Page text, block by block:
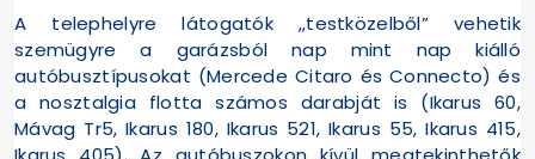
A telephelyre látogatók „testközelből” vehetik
szemügyre a garázsból nap mint nap kiálló
autóbusztípusokat (Mercede Citaro és Connecto) és
a nosztalgia flotta számos darabját is (Ikarus 60,
Mávag Tr5, Ikarus 180, Ikarus 521, Ikarus 55, Ikarus 415,